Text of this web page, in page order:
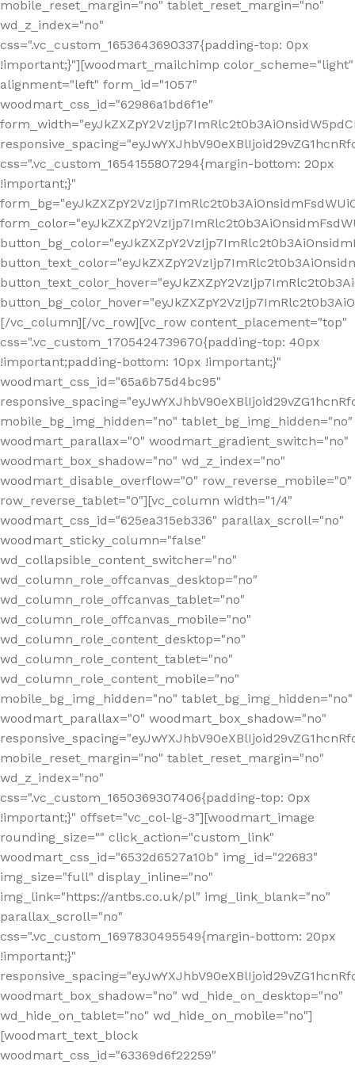
mobile_reset_margin="no" tablet_reset_margin="no"
wd_z_index="no"
css=".vc_custom_1653643690337{padding-top: 0px
!important;}"][woodmart_mailchimp color_scheme="light"
alignment="left" form_id="1057"
woodmart_css_id="62986a1bd6f1e"
css=".vc_custom_1654155807294{margin-bottom: 20px
!important;}"
[/vc_column][/vc_row][vc_row content_placement="top"
css=".vc_custom_1705424739670{padding-top: 40px
!important;padding-bottom: 10px !important;}"
woodmart_css_id="65a6b75d4bc95"
mobile_bg_img_hidden="no" tablet_bg_img_hidden="no"
woodmart_parallax="0" woodmart_gradient_switch="no"
woodmart_box_shadow="no" wd_z_index="no"
woodmart_disable_overflow="0" row_reverse_mobile="0"
row_reverse_tablet="0"][vc_column width="1/4"
woodmart_css_id="625ea315eb336" parallax_scroll="no"
woodmart_sticky_column="false"
wd_collapsible_content_switcher="no"
wd_column_role_offcanvas_desktop="no"
wd_column_role_offcanvas_tablet="no"
wd_column_role_offcanvas_mobile="no"
wd_column_role_content_desktop="no"
wd_column_role_content_tablet="no"
wd_column_role_content_mobile="no"
mobile_bg_img_hidden="no" tablet_bg_img_hidden="no"
woodmart_parallax="0" woodmart_box_shadow="no"
mobile_reset_margin="no" tablet_reset_margin="no"
wd_z_index="no"
css=".vc_custom_1650369307406{padding-top: 0px
!important;}" offset="vc_col-lg-3"][woodmart_image
rounding_size="" click_action="custom_link"
woodmart_css_id="6532d6527a10b" img_id="22683"
img_size="full" display_inline="no"
img_link="https://antbs.co.uk/pl" img_link_blank="no"
parallax_scroll="no"
css=".vc_custom_1697830495549{margin-bottom: 20px
!important;}"
woodmart_box_shadow="no" wd_hide_on_desktop="no"
wd_hide_on_tablet="no" wd_hide_on_mobile="no"]
[woodmart_text_block
woodmart_css_id="63369d6f22259"